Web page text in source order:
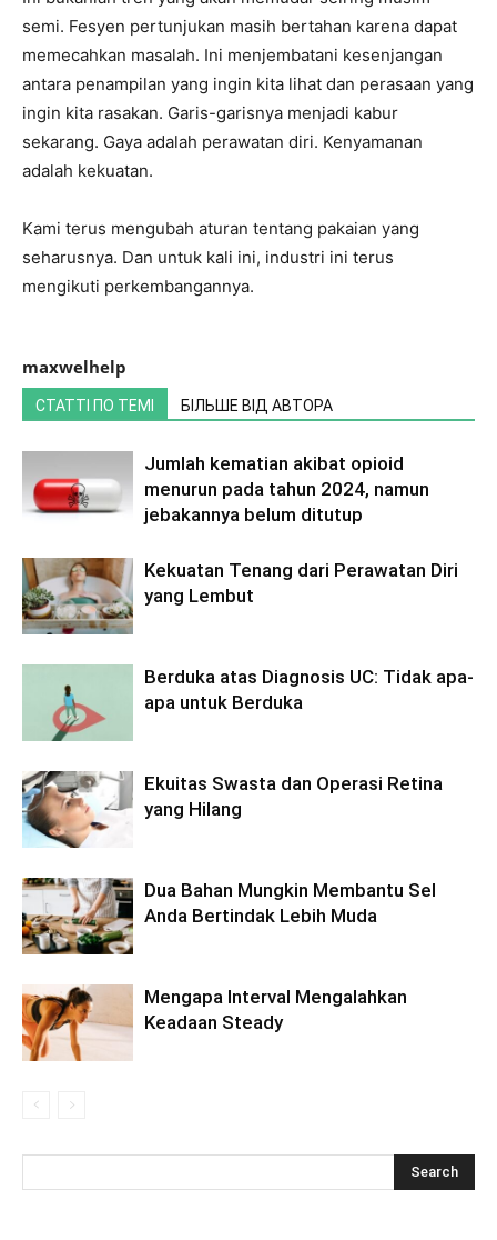
semi. Fesyen pertunjukan masih bertahan karena dapat
memecahkan masalah. Ini menjembatani kesenjangan
antara penampilan yang ingin kita lihat dan perasaan yang
ingin kita rasakan. Garis-garisnya menjadi kabur
sekarang. Gaya adalah perawatan diri. Kenyamanan
adalah kekuatan.
Kami terus mengubah aturan tentang pakaian yang
seharusnya. Dan untuk kali ini, industri ini terus
mengikuti perkembangannya.
maxwelhelp
СТАТТІ ПО ТЕМІ БІЛЬШЕ ВІД АВТОРА
Jumlah kematian akibat opioid
menurun pada tahun 2024, namun
jebakannya belum ditutup
Kekuatan Tenang dari Perawatan Diri
yang Lembut
Berduka atas Diagnosis UC: Tidak apa-
apa untuk Berduka
Ekuitas Swasta dan Operasi Retina
yang Hilang
Dua Bahan Mungkin Membantu Sel
Anda Bertindak Lebih Muda
Mengapa Interval Mengalahkan
Keadaan Steady